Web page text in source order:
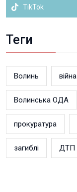
TikTok
Теги
Волинь війна
Волинська ОДА
прокуратура
загиблі ДТП